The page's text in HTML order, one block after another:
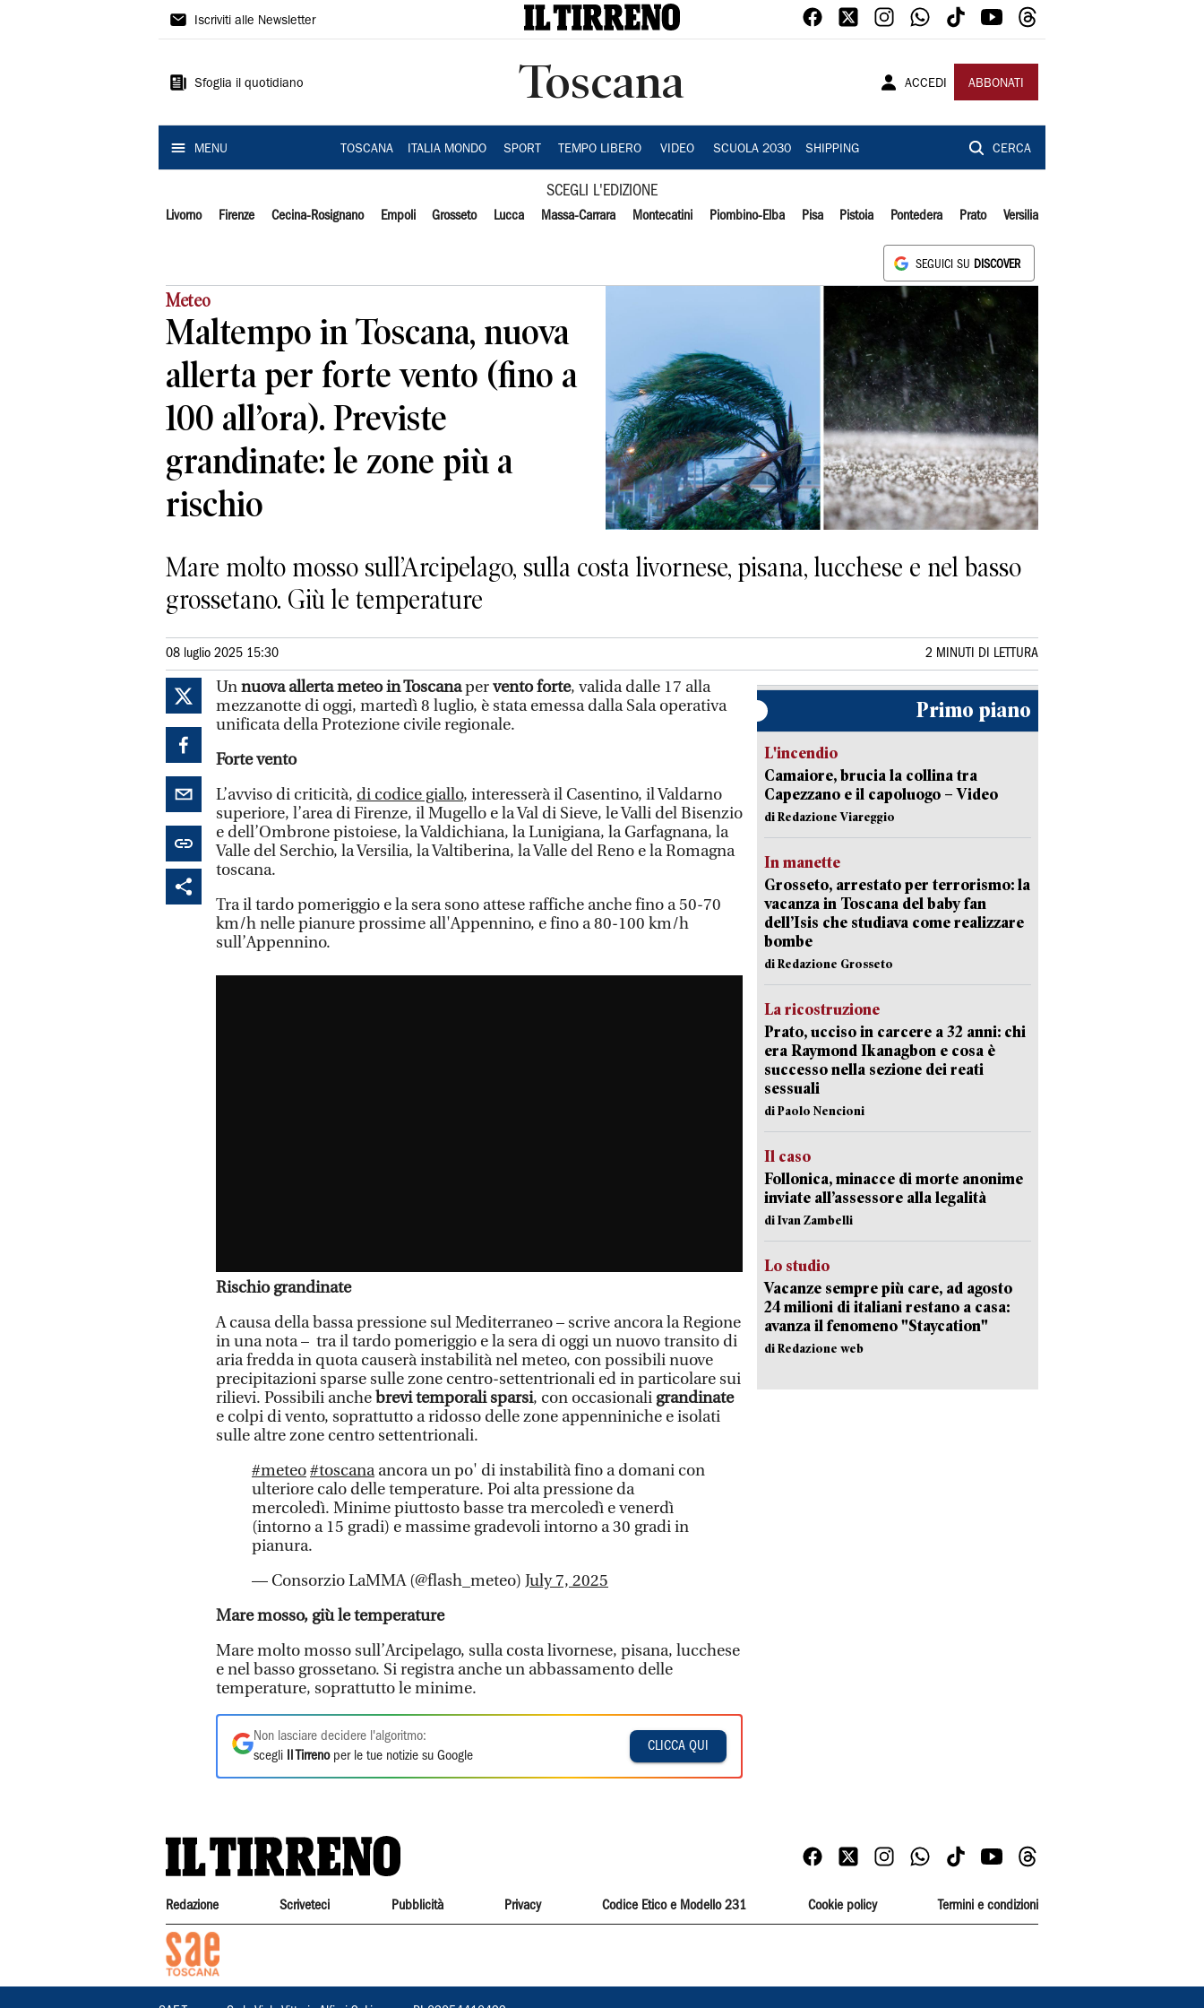
Il
Iscriviti alle Newsletter
Sfoglia il quotidiano Toscana ACCEDI ABBONATI
MENU TOSCANA ITALIA MONDO SPORT TEMPO LIBERO VIDEO SCUOLA 2030 SHIPPING CERCA
SCEGLI L'EDIZIONE
Livorno Firenze Cecina-Rosignano Empoli Grosseto Lucca Massa-Carrara Montecatini Piombino-Elba Pisa Pistoia Pontedera Prato Versilia
SEGUICI SU DISCOVER
Meteo
Maltempo in Toscana, nuova
allerta per forte vento (fino a
100 all’ora). Previste
grandinate: le zone più a
rischio
Mare molto mosso sull’Arcipelago, sulla costa livornese, pisana, lucchese e nel basso
grossetano. Giù le temperature
08 luglio 2025 15:30 2 MINUTI DI LETTURA
Unnuova allerta meteo in Toscanapervento forte, valida dalle 17 alla
mezzanotte di oggi, martedì 8 luglio, è stata emessa dalla Sala operativa
unificata della Protezione civile regionale.
Forte vento
L’avviso di criticità, di codice giallo, interesserà il Casentino, il Valdarno
superiore, l’area di Firenze, il Mugello e la Val di Sieve, le Valli del Bisenzio
e dell’Ombrone pistoiese, la Valdichiana, la Lunigiana, la Garfagnana, la
Valle del Serchio, la Versilia, la Valtiberina, la Valle del Reno e la Romagna
toscana.
Tra il tardo pomeriggio e la sera sono attese raffiche anche fino a 50-70
km/h nelle pianure prossime all'Appennino, e fino a 80-100 km/h
sull’Appennino.
Rischio grandinate
A causa della bassa pressione sul Mediterraneo – scrive ancora la Regione
in una nota – tra il tardo pomeriggio e la sera di oggi un nuovo transito di
aria fredda in quota causerà instabilità nel meteo, con possibili nuove
precipitazioni sparse sulle zone centro-settentrionali ed in particolare sui
rilievi. Possibili anche brevi temporali sparsi, con occasionaligrandinate
e colpi di vento, soprattutto a ridosso delle zone appenniniche e isolati
sulle altre zone centro settentrionali.
#meteo#toscanaancora un po' di instabilità fino a domani con
ulteriore calo delle temperature. Poi alta pressione da
mercoledì. Minime piuttosto basse tra mercoledì e venerdì
(intorno a 15 gradi) e massime gradevoli intorno a 30 gradi in
pianura.
— Consorzio LaMMA (@flash_meteo) July 7, 2025
Mare mosso, giù le temperature
Mare molto mosso sull’Arcipelago, sulla costa livornese, pisana, lucchese
e nel basso grossetano. Si registra anche un abbassamento delle
temperature, soprattutto le minime.
Non lasciare decidere l'algoritmo:
scegli
Il Tirrenoper le tue notizie su Google
CLICCA QUI
Primo piano
L'incendio
Camaiore, brucia la collina tra
Capezzano e il capoluogo – Video
di Redazione Viareggio
In manette
Grosseto, arrestato per terrorismo: la
vacanza in Toscana del baby fan
dell’Isis che studiava come realizzare
bombe
di Redazione Grosseto
La ricostruzione
Prato, ucciso in carcere a 32 anni: chi
era Raymond Ikanagbon e cosa è
successo nella sezione dei reati
sessuali
di Paolo Nencioni
Il caso
Follonica, minacce di morte anonime
inviate all’assessore alla legalità
di Ivan Zambelli
Lo studio
Vacanze sempre più care, ad agosto
24 milioni di italiani restano a casa:
avanza il fenomeno "Staycation"
di Redazione web
Redazione Scriveteci Pubblicità Privacy Codice Etico e Modello 231 Cookie policy Termini e condizioni